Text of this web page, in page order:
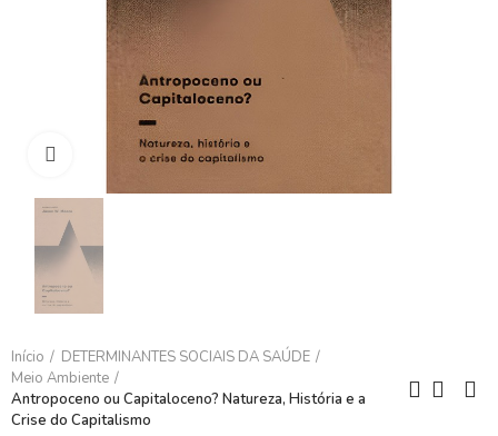
Clique para ampliar
Início
DETERMINANTES SOCIAIS DA SAÚDE
Meio Ambiente
Antropoceno ou Capitaloceno? Natureza, História e a
Crise do Capitalismo